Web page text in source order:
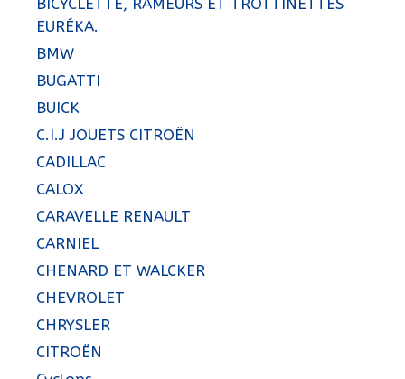
EURÉKA.
BMW
BUGATTI
BUICK
C.I.J JOUETS CITROËN
CADILLAC
CALOX
CARAVELLE RENAULT
CARNIEL
CHENARD ET WALCKER
CHEVROLET
CHRYSLER
CITROËN